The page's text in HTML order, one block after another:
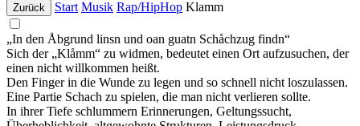
Zurück Start Musik Rap/HipHop Klamm
„In den Åbgrund linsn und oan guatn Schåchzug findn“
Sich der „Klåmm“ zu widmen, bedeutet einen Ort aufzusuchen, der
einen nicht willkommen heißt.
Den Finger in die Wunde zu legen und so schnell nicht loszulassen.
Eine Partie Schach zu spielen, die man nicht verlieren sollte.
In ihrer Tiefe schlummern Erinnerungen, Geltungssucht,